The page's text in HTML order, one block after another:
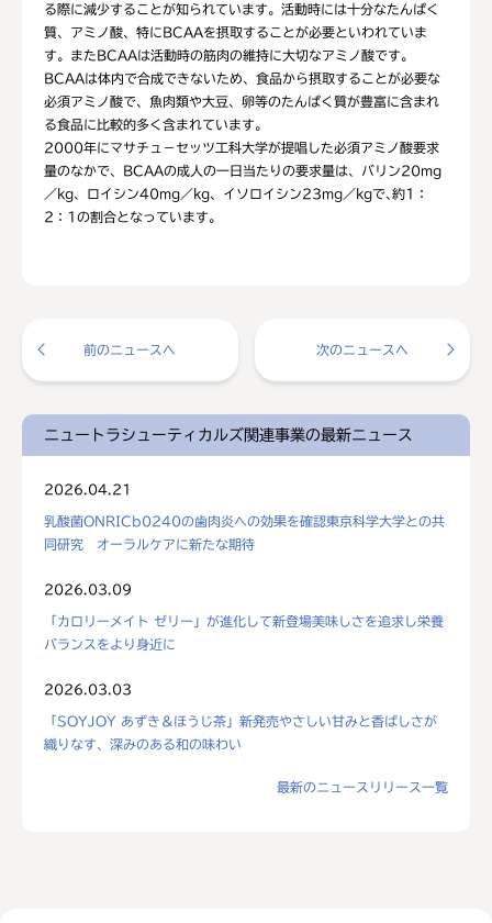
る際に減少することが知られています。活動時には十分なたんぱく
質、アミノ酸、特にBCAAを摂取することが必要といわれていま
す。またBCAAは活動時の筋肉の維持に大切なアミノ酸です。
BCAAは体内で合成できないため、食品から摂取することが必要な
必須アミノ酸で、魚肉類や大豆、卵等のたんぱく質が豊富に含まれ
る食品に比較的多く含まれています。
2000年にマサチュ－セッツ工科大学が提唱した必須アミノ酸要求
量のなかで、BCAAの成人の一日当たりの要求量は、バリン20mg
／kg、ロイシン40mg／kg、イソロイシン23mg／kgで､約1：
2：1の割合となっています。
前のニュースへ 次のニュースへ
ニュートラシューティカルズ関連事業の最新ニュース
2026.04.21
乳酸菌ONRICb0240の歯肉炎への効果を確認東京科学大学との共
同研究 オーラルケアに新たな期待
2026.03.09
「カロリーメイト ゼリー」が進化して新登場美味しさを追求し栄養
バランスをより身近に
2026.03.03
「SOYJOY あずき＆ほうじ茶」新発売やさしい甘みと香ばしさが
織りなす、深みのある和の味わい
最新のニュースリリース一覧